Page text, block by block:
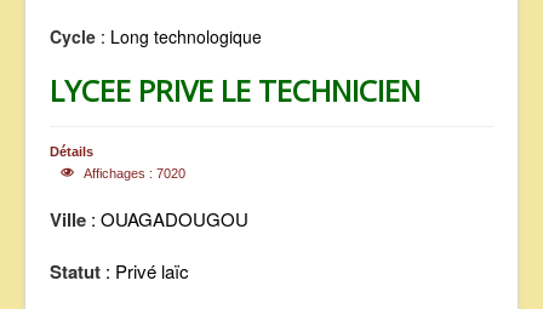
Cycle : Long technologique
LYCEE PRIVE LE TECHNICIEN
Détails
Affichages : 7020
Ville : OUAGADOUGOU
Statut : Privé laïc